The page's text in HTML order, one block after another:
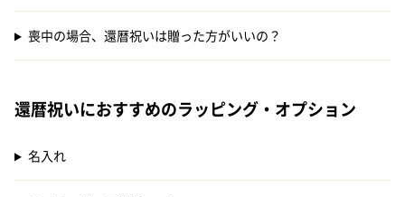
喪中の場合、還暦祝いは贈った方がいいの？
還暦祝いにおすすめのラッピング・オプション
名入れ